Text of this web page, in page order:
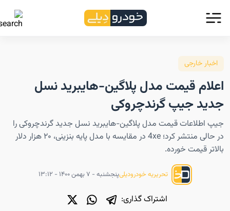
اخبار خارجی
اعلام قیمت مدل پلاگین-هایبرید نسل
جدید جیپ گرندچروکی
جیپ اطلاعات قیمت مدل پلاگین-هایبرید نسل جدید گرندچروکی را
در حالی منتشر کرد؛ 4xe در مقایسه با مدل پایه بنزینی، ۲۰ هزار دلار
بالاتر قیمت خورده.
تحریریه خودرودیلیپنجشنبه - ۷ بهمن ۱۴۰۰ - ۱۳:۱۲
اشتراک گذاری: